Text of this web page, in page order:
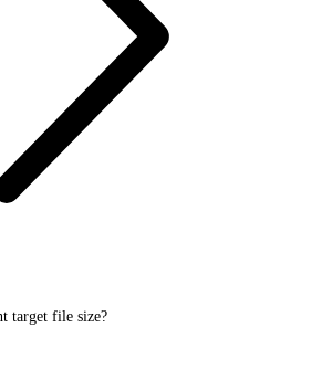
target file size?